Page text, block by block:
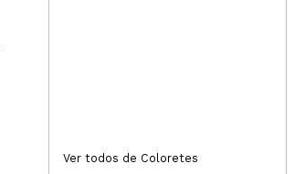
6,89€
Ver todos de Coloretes